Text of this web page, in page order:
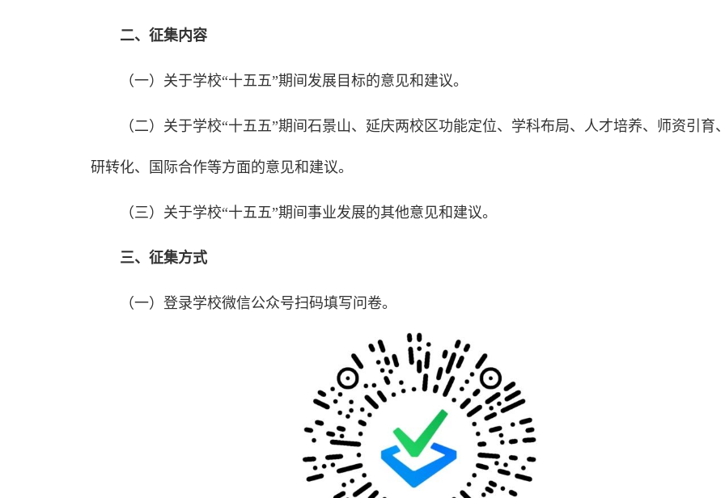
二、征集内容
（一）关于学校“十五五”期间发展目标的意见和建议。
（二）关于学校“十五五”期间石景山、延庆两校区功能定位、学科布局、人才培养、师资引育
研转化、国际合作等方面的意见和建议。
（三）关于学校“十五五”期间事业发展的其他意见和建议。
三、征集方式
（一）登录学校微信公众号扫码填写问卷。